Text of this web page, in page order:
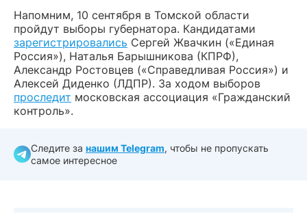
Напомним, 10 сентября в Томской области
пройдут выборы губернатора. Кандидатами
зарегистрировались Сергей Жвачкин («Единая
Россия»), Наталья Барышникова (КПРФ),
Александр Ростовцев («Справедливая Россия») и
Алексей Диденко (ЛДПР). За ходом выборов
проследит московская ассоциация «Гражданский
контроль».
Следите за нашим Telegram, чтобы не пропускать
самое интересное